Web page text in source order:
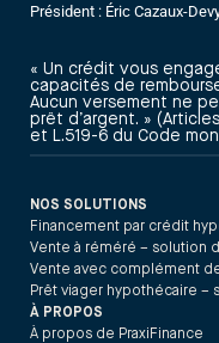
Président : Éric Cazaux-
« Un crédit vous
capacités de
Aucun versement ne
prêt d’argent. »
et L.519-6 du Code
NOS SOLUTIONS
Financement par crédit
Vente à réméré – solution
Vente avec complément
Prêt viager hypothécaire –
À PROPOS
À propos de PraxiFinance